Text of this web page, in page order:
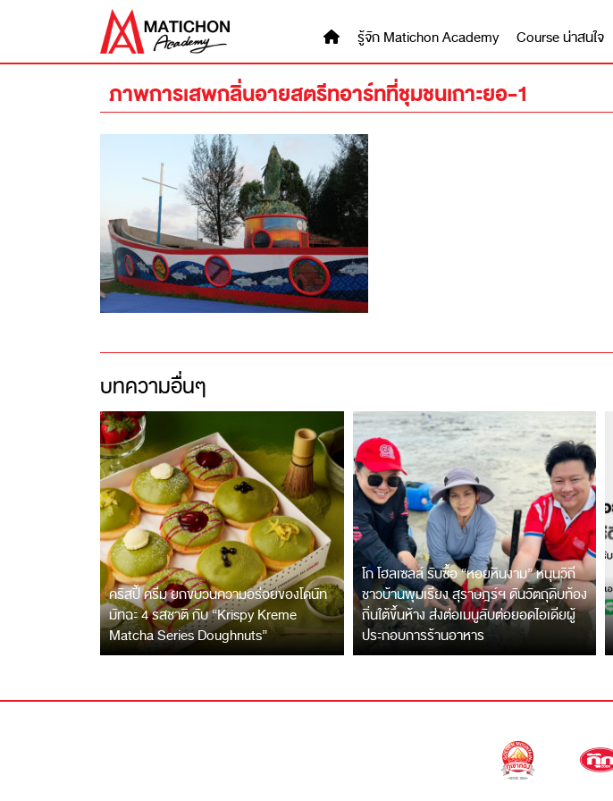
รู้จัก Matichon Academy Course น่าสนใจ
ภาพการเสพกลิ่นอายสตรีทอาร์ทที่ชุมชนเกาะยอ-1
บทความอื่นๆ
คริสปี้ ครีม ยกขบวนความอร่อยของโดนัท
มัทฉะ 4 รสชาติ กับ “Krispy Kreme
Matcha Series Doughnuts”
โก โฮลเซลล์ รับซื้อ “หอยหินงาม” หนุนวิถี
ชาวบ้านพุมเรียง สุราษฎร์ฯ ดันวัตถุดิบท้อง
ถิ่นใต้ขึ้นห้าง ส่งต่อเมนูลับต่อยอดไอเดียผู้
ประกอบการร้านอาหาร